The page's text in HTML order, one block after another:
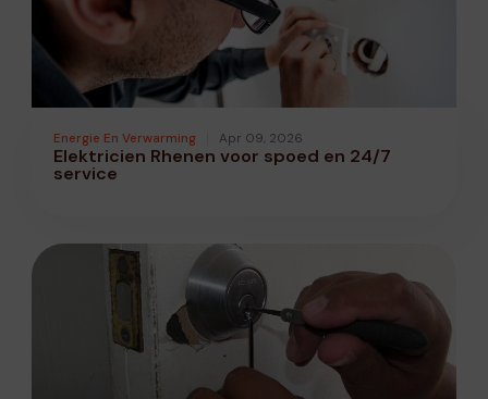
Energie En Verwarming Apr 09, 2026
Elektricien Rhenen voor spoed en 24/7
service